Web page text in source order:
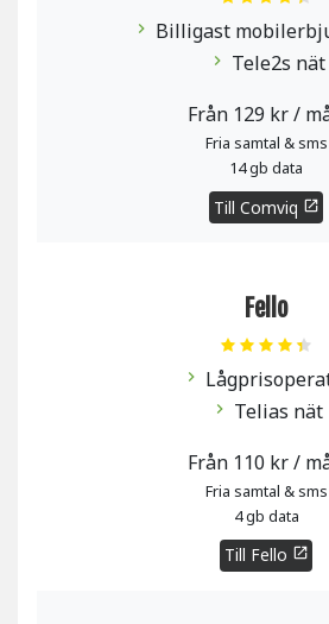
chevron_right Billigast
chevron_right
Tele2s nät
Från 129 kr /
Fria samtal & sms
14 gb data
Till Comviq open_in_new
Fello
chevron_right
chevron_right
Telias nät
Från 110 kr /
Fria samtal & sms
4 gb data
Till Fello open_in_new